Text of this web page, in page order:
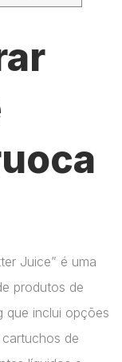
Juice” é uma
produtos de
que inclui opções
de